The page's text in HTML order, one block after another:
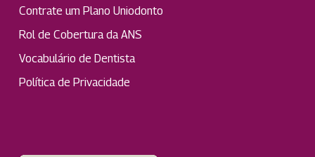
Contrate um Plano Uniodonto
Rol de Cobertura da ANS
Vocabulário de Dentista
Política de Privacidade